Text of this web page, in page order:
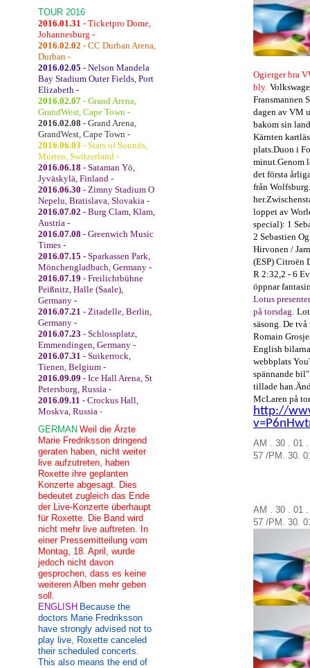
Ogierger bra
bly.
Fransmannen
dagen av VM
bakom sin
Kärnten
plats.Duon i
minut.Genom
det första
från Wolfsburg
loppet av
special): 1
2 Sebastien
Hirvonen /
(ESP) Citroën
R 2:32,2 - 6
öppnar
Lotus
på torsdag.
säsong. De två
Romain
English bilarna
webbplats
spännande bil
tillade han.
McLaren på
http://
AM . 30 . 01
57 /PM. 30.
AM . 30 . 01
57 /PM. 30.
TOUR 2016
2016.01.31 - Ticketpro Dome,
Johannesburg -
2016.02.02 - CC Durban Arena,
Durban -
2016.02.05 - Nelson Mandela
Bay Stadium Outer Fields, Port
Elizabeth -
2016.02.07 - Grand Arena,
GrandWest, Cape Town -
2016.02.08 - Grand Arena,
GrandWest, Cape Town -
2016.06.03 - Stars of Sounds,
Murten, Switzerland -
2016.06.18 - Sataman Yö,
Jyväskylä, Finland -
2016.06.30 - Zimny Stadium O
Nepelu, Bratislava, Slovakia -
2016.07.02 - Burg Clam, Klam,
Austria -
2016.07.08 - Greenwich Music
Times -
2016.07.15 - Sparkassen Park,
Mönchengladbach, Germany -
2016.07.19 - Freilichtbühne
Peißnitz, Halle (Saale),
Germany -
2016.07.21 - Zitadelle, Berlin,
Germany -
2016.07.23 - Schlossplatz,
Emmendingen, Germany -
2016.07.31 - Suikerrock,
Tienen, Belgium -
2016.09.09 - Ice Hall Arena, St
Petersburg, Russia -
2016.09.11 - Crockus Hall,
Moskva, Russia -
GERMAN Weil die Ärzte
Marie Fredriksson dringend
geraten haben, nicht weiter
live aufzutreten, haben
Roxette ihre geplanten
Konzerte abgesagt. Dies
bedeutet zugleich das Ende
der Live-Konzerte überhaupt
für Roxette. Die Band wird
nicht mehr live auftreten. In
einer Pressemitteilung vom
Montag, 18. April, wurde
jedoch nicht davon
gesprochen, dass es keine
weiteren Alben mehr geben
soll.
ENGLISH Because the
doctors Marie Fredriksson
have strongly advised not to
play live, Roxette canceled
their scheduled concerts.
This also means the end of